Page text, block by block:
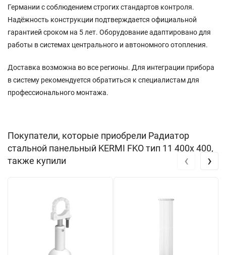
Германии с соблюдением строгих стандартов контроля.
Надёжность конструкции подтверждается официальной
гарантией сроком на 5 лет. Оборудование адаптировано для
работы в системах центрального и автономного отопления.
Доставка возможна во все регионы. Для интеграции прибора
в систему рекомендуется обратиться к специалистам для
профессионального монтажа.
Покупатели, которые приобрели Радиатор
стальной панельный KERMI FKO тип 11 400х 400,
также купили
‹ ›